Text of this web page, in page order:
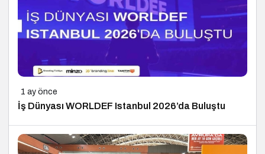
1 ay önce
İş Dünyası WORLDEF Istanbul 2026’da Buluştu